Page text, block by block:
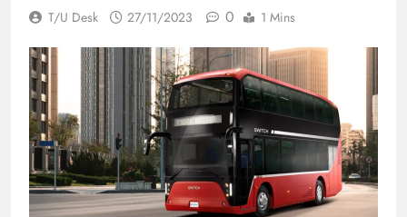
T/U Desk 27/11/2023 0 1 Mins